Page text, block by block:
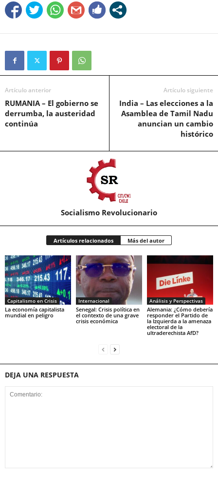
Artículo anterior
RUMANIA – El gobierno se
derrumba, la austeridad
continúa
Artículo siguiente
India – Las elecciones a la
Asamblea de Tamil Nadu
anuncian un cambio
histórico
Socialismo Revolucionario
Artículos relacionados Más del autor
Capitalismo en Crisis
La economía capitalista
mundial en peligro
Internacional
Senegal: Crisis política en
el contexto de una grave
crisis económica
Análisis y Perspectivas
Alemania: ¿Cómo debería
responder el Partido de
la Izquierda a la amenaza
electoral de la
ultraderechista AfD?
DEJA UNA RESPUESTA